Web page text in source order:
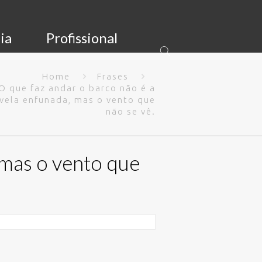
Profissional
Home
Frases
que faz andar o barco não é a
vela enfunada, mas o vento que
não se vê.
o vento que